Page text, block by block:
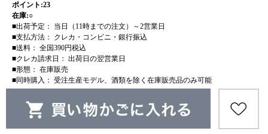
ポイント:23
在庫:○
■出荷予定： 当日（11時までの注文）～2営業日
■支払方法： クレカ・コンビニ・銀行振込
■送料： 全国390円税込
■クレカ請求日： 出荷日の翌営業日
■形態： 在庫販売
■同時購入： 受注生産モデル、酒類を除く在庫販売品のみ可能